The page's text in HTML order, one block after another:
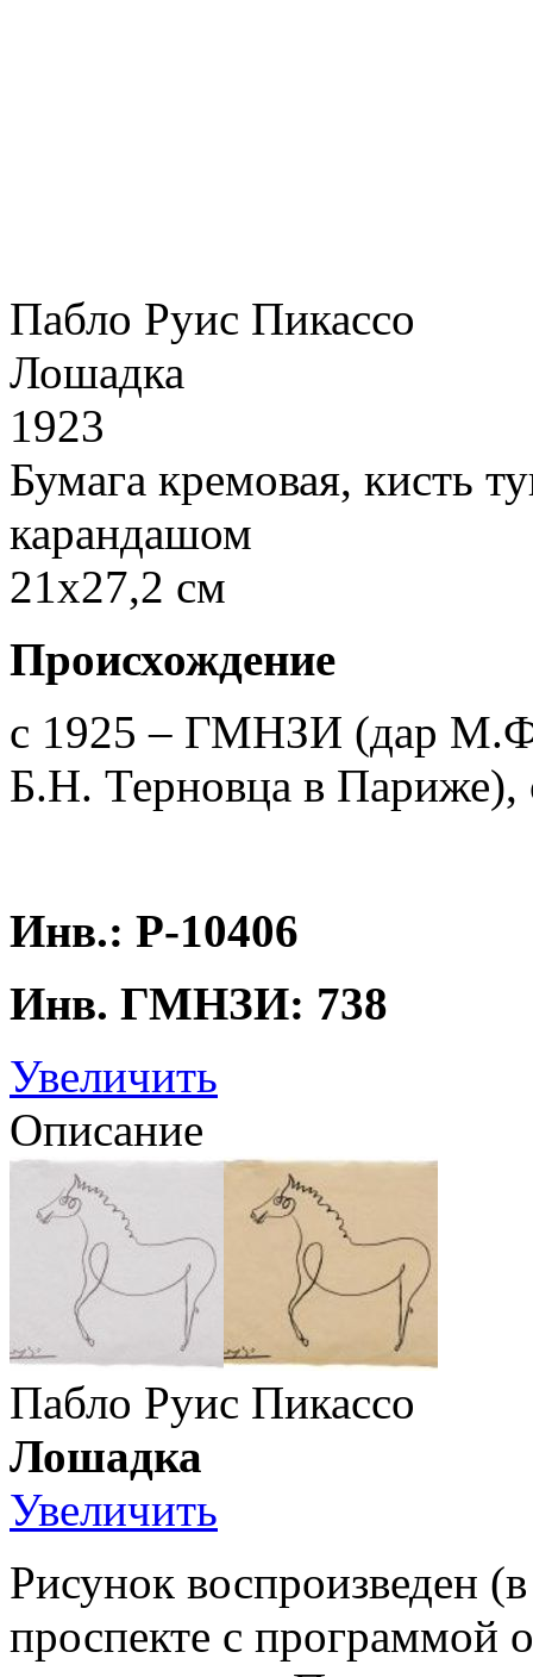
Пабло Руис Пикассо
Лошадка
1923
Бумага кремовая, кисть
карандашом
21х27,2 см
Происхождение
с 1925 – ГМНЗИ (дар М.Ф.
Б.Н. Терновца в
Инв.: Р-10406
Инв. ГМНЗИ: 738
Увеличить
Описание
Пабло Руис Пикассо
Лошадка
Увеличить
Рисунок воспроизведен
проспекте с программой